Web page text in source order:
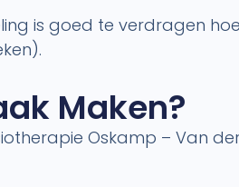
is goed te verdragen
Maken?
Oskamp – Van